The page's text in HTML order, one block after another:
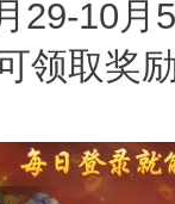
10月
取奖励